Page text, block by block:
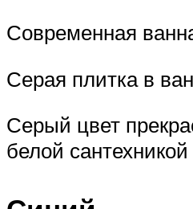
Современная
Серая плитка в
Серый цвет
белой сантехникой